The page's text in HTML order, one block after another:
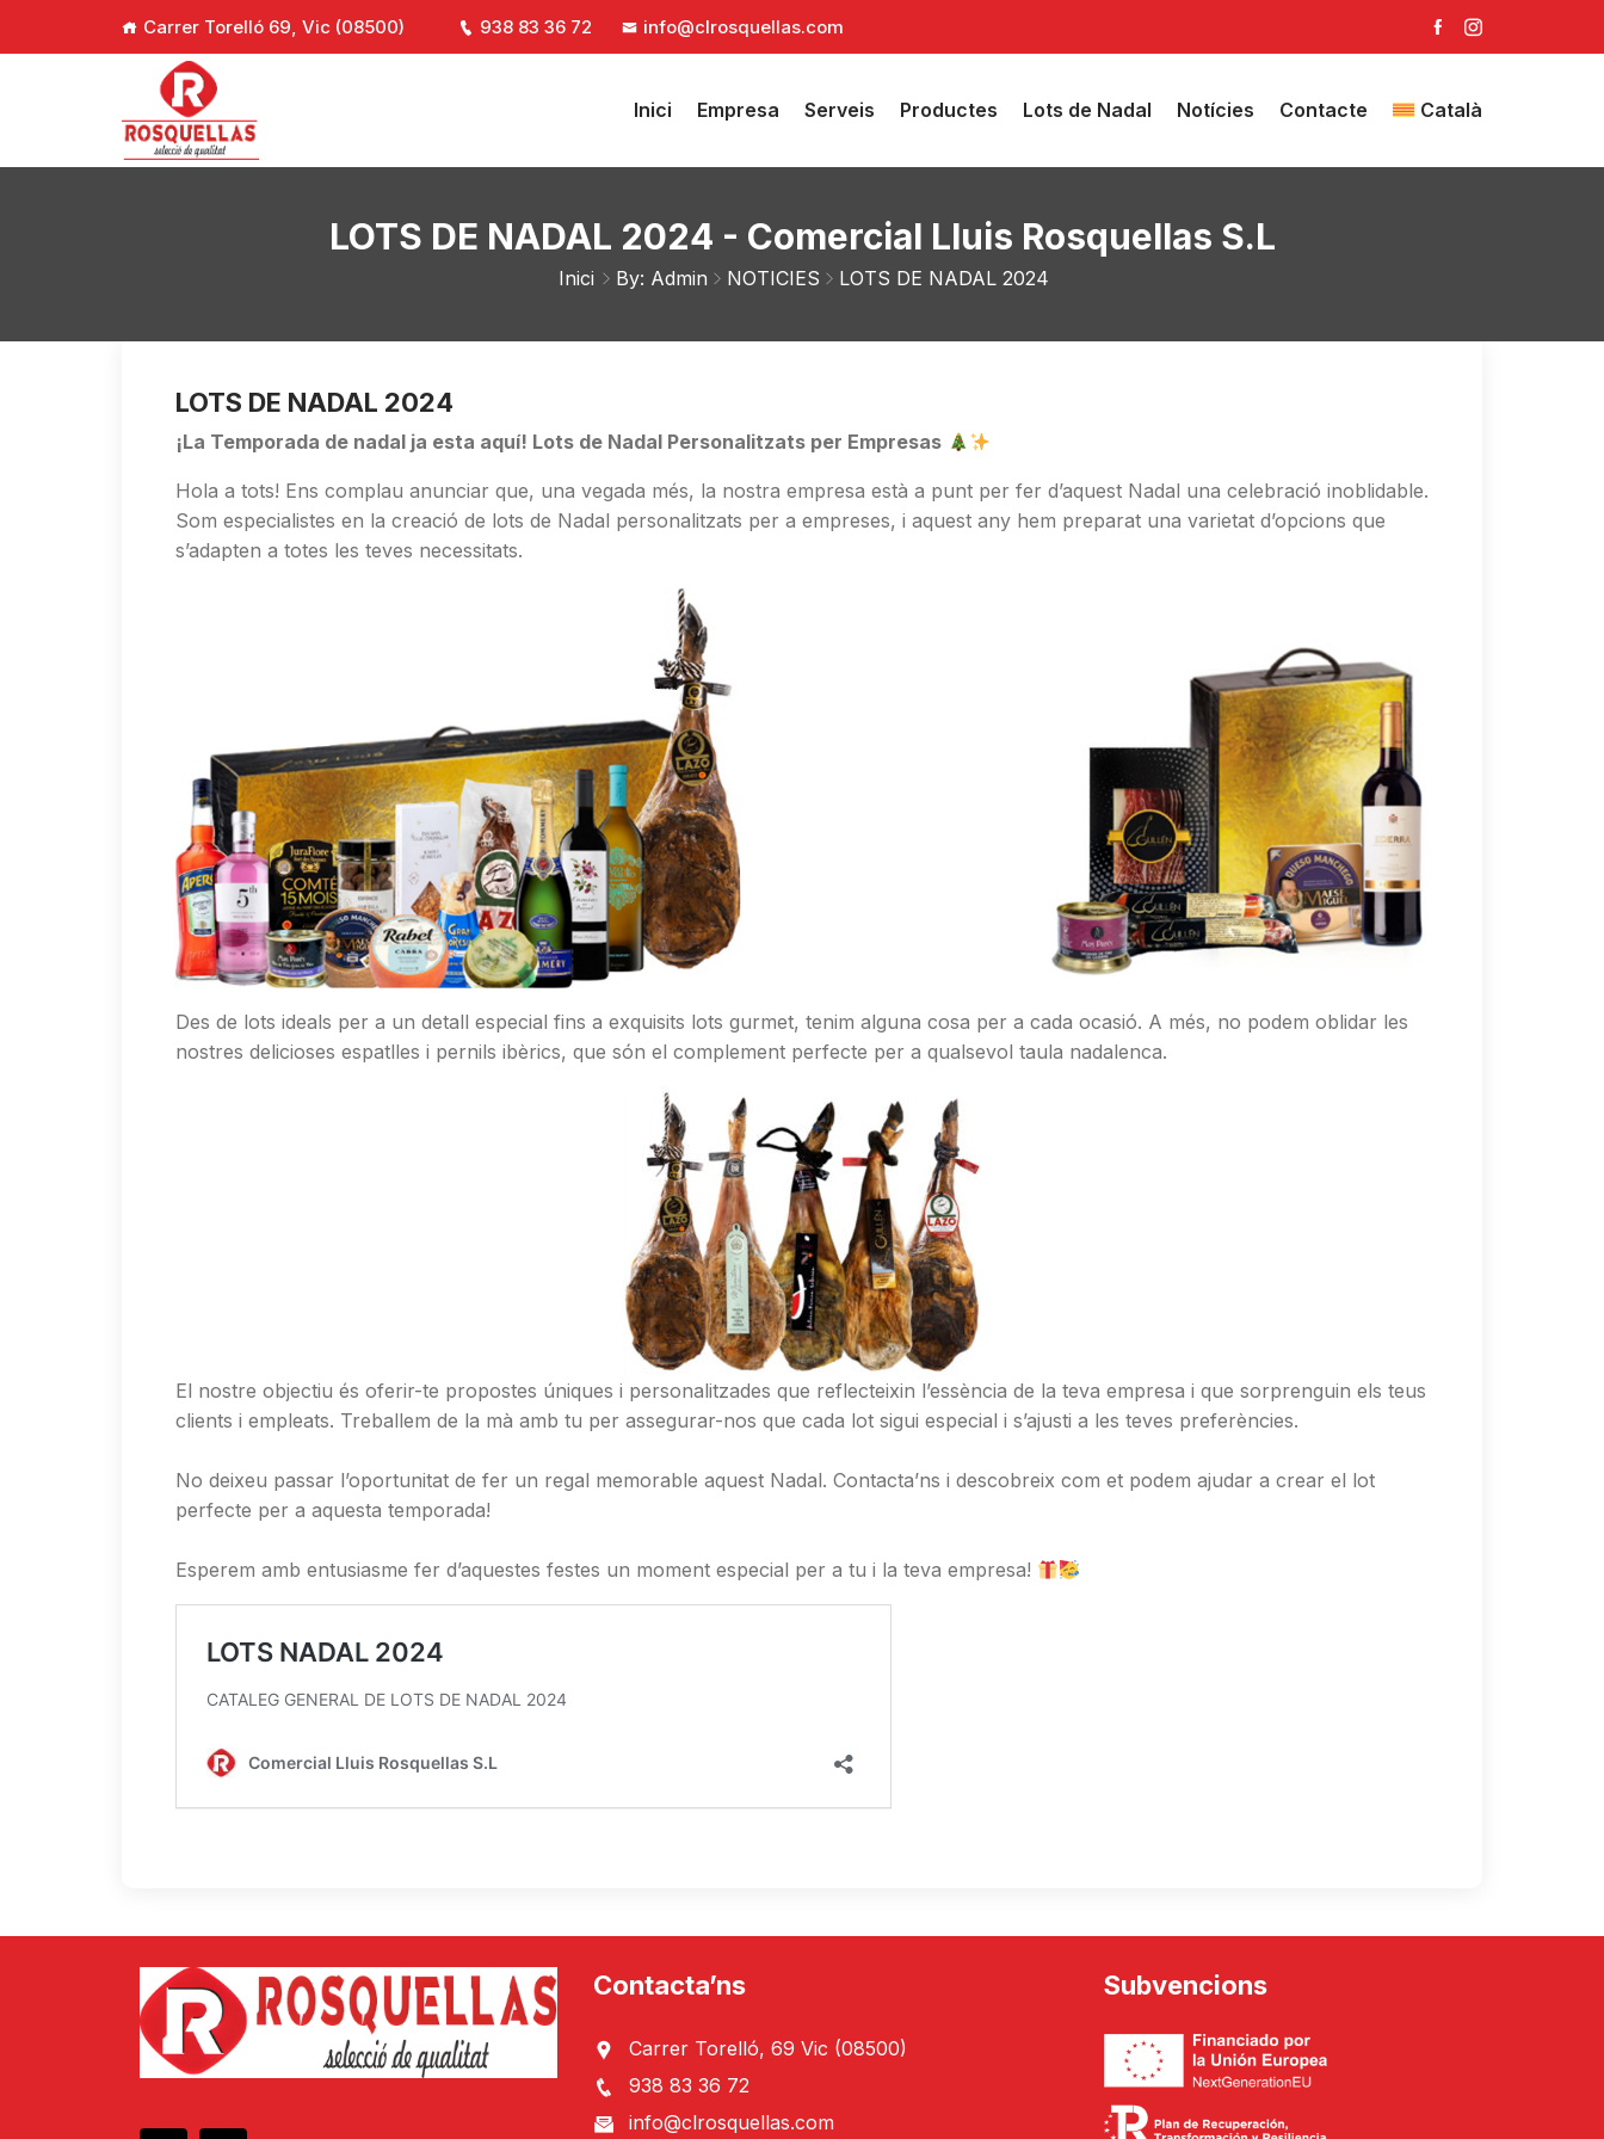
Carrer Torelló 69, Vic (08500) 938 83 36 72 info@clrosquellas.com
Inici Empresa Serveis Productes Lots de Nadal Notícies Contacte Català
LOTS DE NADAL 2024 - Comercial Lluis Rosquellas S.L
Inici By: Admin NOTICIES LOTS DE NADAL 2024
LOTS DE NADAL 2024
¡La Temporada de nadal ja esta aquí! Lots de Nadal Personalitzats per Empresas
Hola a tots! Ens complau anunciar que, una vegada més, la nostra empresa està a punt per fer d’aquest Nadal una celebració inoblidable.
Som especialistes en la creació de lots de Nadal personalitzats per a empreses, i aquest any hem preparat una varietat d’opcions que
s’adapten a totes les teves necessitats.
Des de lots ideals per a un detall especial fins a exquisits lots gurmet, tenim alguna cosa per a cada ocasió. A més, no podem oblidar les
nostres delicioses espatlles i pernils ibèrics, que són el complement perfecte per a qualsevol taula nadalenca.
El nostre objectiu és oferir-te propostes úniques i personalitzades que reflecteixin l’essència de la teva empresa i que sorprenguin els teus
clients i empleats. Treballem de la mà amb tu per assegurar-nos que cada lot sigui especial i s’ajusti a les teves preferències.
No deixeu passar l’oportunitat de fer un regal memorable aquest Nadal. Contacta’ns i descobreix com et podem ajudar a crear el lot
perfecte per a aquesta temporada!
Esperem amb entusiasme fer d’aquestes festes un moment especial per a tu i la teva empresa!
Contacta’ns
Carrer Torelló, 69 Vic (08500)
938 83 36 72
info@clrosquellas.com
Subvencions